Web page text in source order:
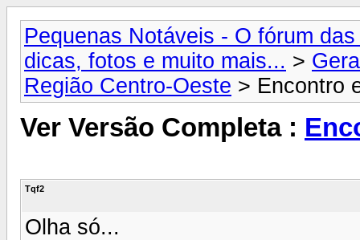
Pequenas Notáveis - O fórum
dicas, fotos e muito mais... >
Região Centro-Oeste > Encontro
Ver Versão Completa :
Tqf2
Olha só...